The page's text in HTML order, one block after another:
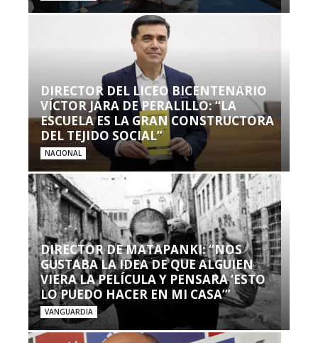
DIRECTOR DEL LICEO BICENTENARIO
VÍCTOR JARA DE PERALILLO: “LA
ESCUELA ES LA GRAN CONSTRUCTORA
DEL TEJIDO SOCIAL”
NACIONAL
DIRECTOR DE MATAPANKI: “NOS
GUSTABA LA IDEA DE QUE ALGUIEN
VIERA LA PELÍCULA Y PENSARA ‘ESTO
LO PUEDO HACER EN MI CASA’”
VANGUARDIA